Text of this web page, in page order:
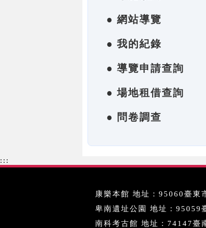
● 網站導覽
● 我的紀錄
● 導覽申請查詢
● 場地租借查詢
● 問卷調查
:::
康樂本館 地址：95060臺東
卑南遺址公園 地址：95059
南科考古館 地址：74147臺